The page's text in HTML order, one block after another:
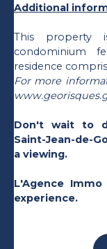
Additional
This property
condominium
residence
For more
Don't wait to
Saint-Jean-de-
a viewing.
L'Agence
experience.